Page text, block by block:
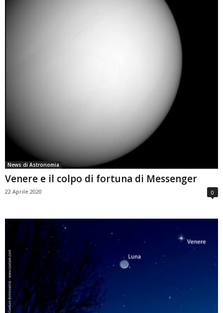
News di Astronomia
Venere e il colpo di fortuna di Messenger
22 Aprile 2020 0